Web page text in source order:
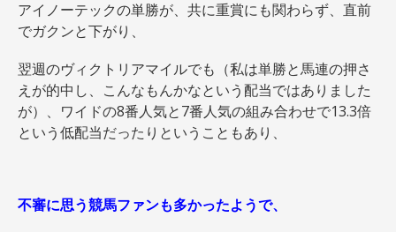
アイノーテックの単勝が、共に重賞にも関わらず、直前
でガクンと下がり、
翌週のヴィクトリアマイルでも（私は単勝と馬連の押さ
えが的中し、こんなもんかなという配当ではありました
が）、ワイドの8番人気と7番人気の組み合わせで13.3倍
という低配当だったりということもあり、
不審に思う競馬ファンも多かったようで、